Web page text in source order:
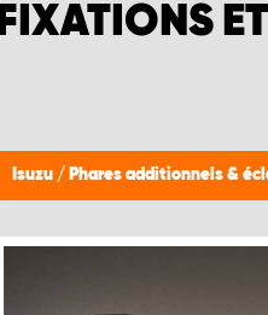
FIXATIONS
Isuzu / Phares additionnels &